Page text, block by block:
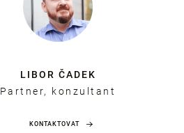
LIBOR ČADEK
Partner, konzultant
KONTAKTOVAT